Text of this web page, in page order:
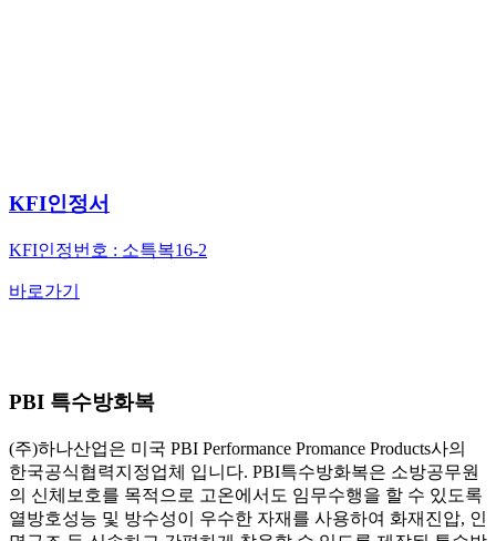
KFI인정서
KFI인정번호 : 소특복16-2
바로가기
PBI 특수방화복
(주)하나산업은 미국 PBI Performance Promance Products사의
한국공식협력지정업체 입니다. PBI특수방화복은 소방공무원
의 신체보호를 목적으로 고온에서도 임무수행을 할 수 있도록
열방호성능 및 방수성이 우수한 자재를 사용하여 화재진압, 인